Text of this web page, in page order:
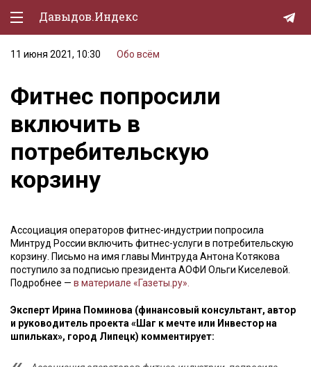
Давыдов.Индекс
Политическая жизнь
Экономика
Природа
Образование
Спорт
Lifestyle
Мурзилка
11 июня 2021, 10:30 Обо всём
Фитнес попросили
включить в
потребительскую
корзину
Ассоциация операторов фитнес-индустрии попросила
Минтруд России включить фитнес-услуги в потребительскую
корзину. Письмо на имя главы Минтруда Антона Котякова
поступило за подписью президента АОФИ Ольги Киселевой.
Подробнее — в материале «Газеты.ру».
Эксперт Ирина Поминова (финансовый консультант, автор
и руководитель проекта «Шаг к мечте или Инвестор на
шпильках», город Липецк) комментирует: